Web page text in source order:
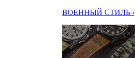
ВОЕННЫЙ СТИЛЬ ›